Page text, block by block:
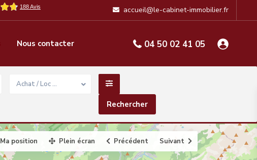
accueil@le-cabinet-immobilier.fr
04 50 02 41 05
Nous contacter
Achat / Loc …
Ma position Plein écran Précédent Suivant